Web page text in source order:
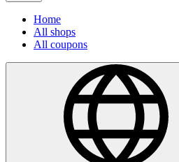
Home
All shops
All coupons